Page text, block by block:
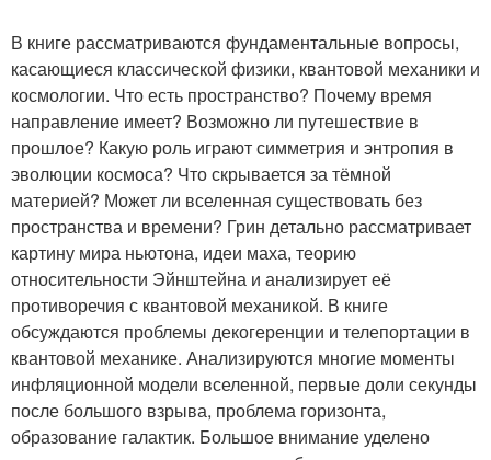
В книге рассматриваются фундаментальные вопросы,
касающиеся классической физики, квантовой механики и
космологии. Что есть пространство? Почему время
направление имеет? Возможно ли путешествие в
прошлое? Какую роль играют симметрия и энтропия в
эволюции космоса? Что скрывается за тёмной
материей? Может ли вселенная существовать без
пространства и времени? Грин детально рассматривает
картину мира ньютона, идеи маха, теорию
относительности Эйнштейна и анализирует её
противоречия с квантовой механикой. В книге
обсуждаются проблемы декогеренции и телепортации в
квантовой механике. Анализируются многие моменты
инфляционной модели вселенной, первые доли секунды
после большого взрыва, проблема горизонта,
образование галактик. Большое внимание уделено